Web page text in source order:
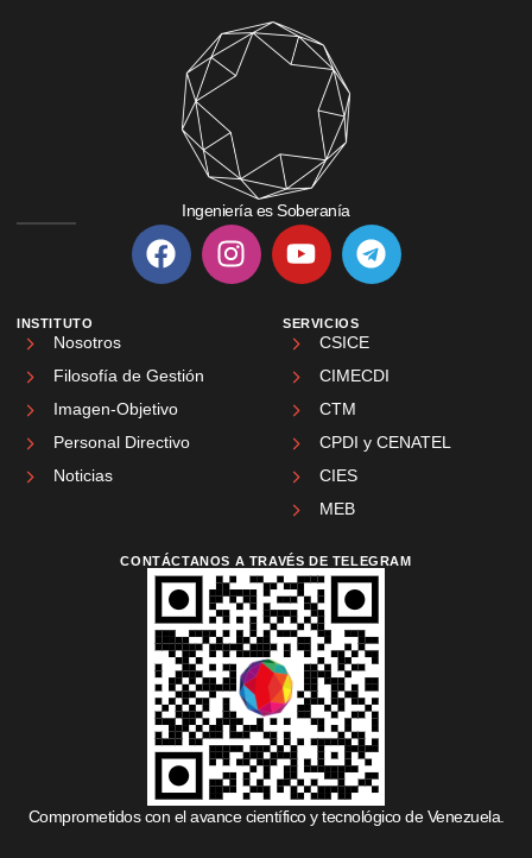
Ingeniería es Soberanía
INSTITUTO
Nosotros
Filosofía de Gestión
Imagen-Objetivo
Personal Directivo
Noticias
SERVICIOS
CSICE
CIMECDI
CTM
CPDI y CENATEL
CIES
MEB
CONTÁCTANOS A TRAVÉS DE TELEGRAM
Comprometidos con el avance científico y tecnológico de Venezuela.